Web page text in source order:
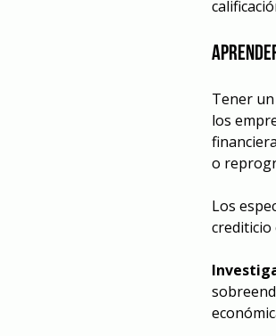
Tener
los
o
Los
crediticio